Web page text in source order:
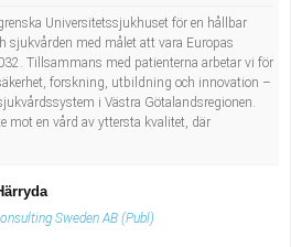
Universitetssjukhuset för en hållbar
sjukvården med målet att vara Europas
Tillsammans med patienterna arbetar vi för
forskning, utbildning och innovation –
i Västra Götalandsregionen.
mot en vård av yttersta kvalitet, där
Sweden AB (Publ)